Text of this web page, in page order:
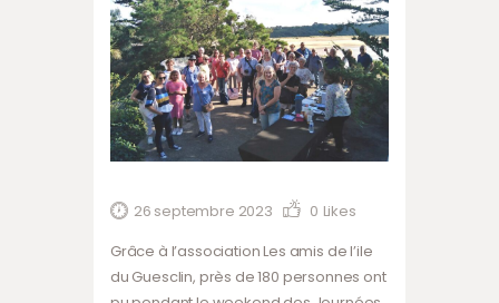
26 septembre 2023 0 Likes
Grâce à l’association Les amis de l’ile
du Guesclin, près de 180 personnes ont